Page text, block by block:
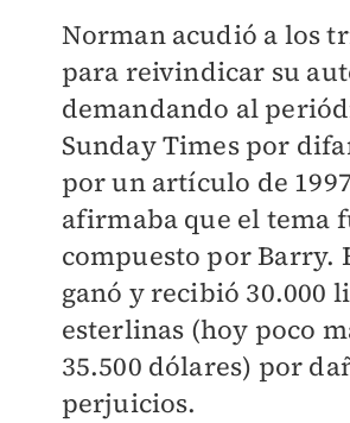
Norman acudió a los
para reivindicar su
demandando al
Sunday Times por
por un artículo de
afirmaba que el tema
compuesto por Barry.
ganó y recibió 30.000
esterlinas (hoy poco
35.500 dólares) por
perjuicios.